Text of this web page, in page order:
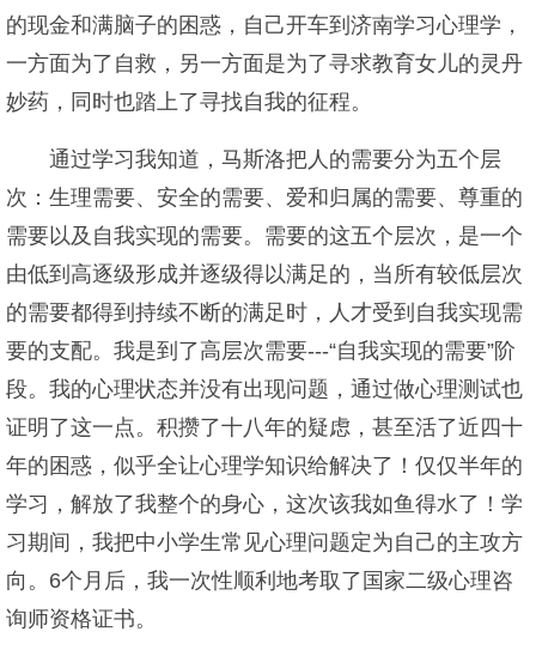
的现金和满脑子的困惑，自己开车到济南学习心理学，
一方面为了自救，另一方面是为了寻求教育女儿的灵丹
妙药，同时也踏上了寻找自我的征程。
通过学习我知道，马斯洛把人的需要分为五个层
次：生理需要、安全的需要、爱和归属的需要、尊重的
需要以及自我实现的需要。需要的这五个层次，是一个
由低到高逐级形成并逐级得以满足的，当所有较低层次
的需要都得到持续不断的满足时，人才受到自我实现需
要的支配。我是到了高层次需要---“自我实现的需要”阶
段。我的心理状态并没有出现问题，通过做心理测试也
证明了这一点。积攒了十八年的疑虑，甚至活了近四十
年的困惑，似乎全让心理学知识给解决了！仅仅半年的
学习，解放了我整个的身心，这次该我如鱼得水了！学
习期间，我把中小学生常见心理问题定为自己的主攻方
向。6个月后，我一次性顺利地考取了国家二级心理咨
询师资格证书。